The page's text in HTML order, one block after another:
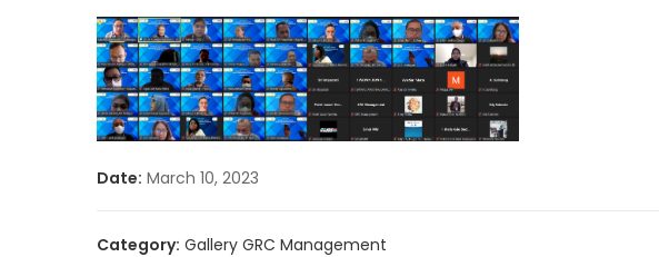
Date: March 10, 2023
Category: Gallery GRC Management